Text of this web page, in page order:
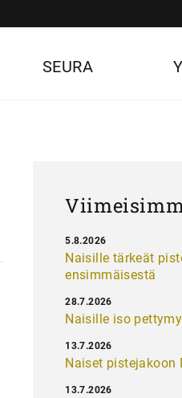
SEURA
Naisille tärkeät
ensimmäisestä
5.8.2026
Naisille iso
28.7.2026
Naiset pistejakoon
13.7.2026
13.7.2026